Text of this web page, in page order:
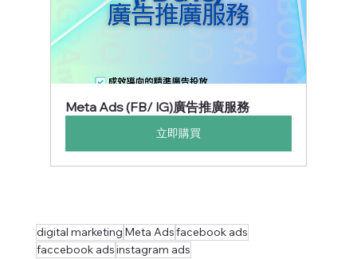
Meta Ads (FB/ IG)廣告推廣服務
立即購買
digital marketing Meta Adsfacebook ads
faccebook adsinstagram ads